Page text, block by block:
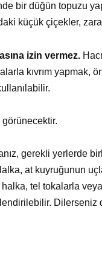
bir düğün topuzu
küçük çiçekler,
izin vermez.
kıvrım yapmak,
gerekli yerlerde
at kuyruğunun
halka, tel tokalarla
Dilerseniz